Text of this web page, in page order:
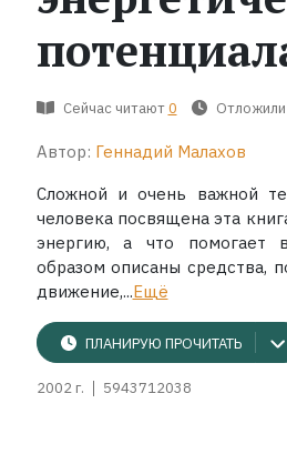
Сейчас читают 0 Отложили
Автор: Геннадий Малахов
Сложной и очень важной
человека посвящена эта
энергию, а что помогает
образом описаны средства,
движение,...Ещё
ПЛАНИРУЮ ПРОЧИТАТЬ
2002 г. 5943712038